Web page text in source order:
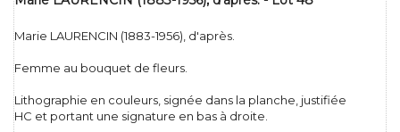
Marie LAURENCIN (1883-1956), d'après.
Femme au bouquet de fleurs.
Lithographie en couleurs, signée dans la planche, justifiée
HC et portant une signature en bas à droite.